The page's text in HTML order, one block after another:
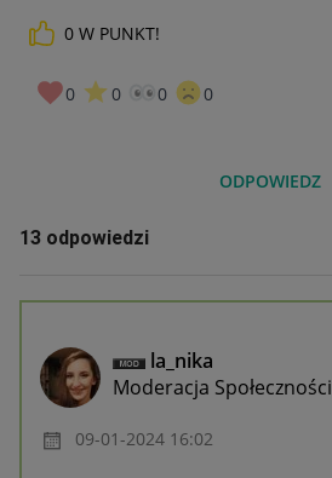
0 W PUNKT!
0 0 0 0
ODPOWIEDZ
13 odpowiedzi
la_nika
Moderacja Społeczności
‎09-01-2024 16:02